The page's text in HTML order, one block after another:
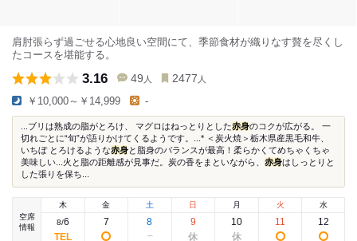
肩肘張らず過ごせる心地良い空間にて、季節食材が織りなす贅を尽くし
たコースを堪能する。
3.16 49 人 2477 人
￥10,000～￥14,999 -
...ブリは熟成の脂がとろけ、 マグロはねっとりとした赤身のコクが広がる。 一
切れごとに“旬”が語りかけてくるようです。...* ＜炭火焼＞栃木県産黒毛和牛、
いちぼ とろけるような赤身と脂身のバランスが最高！柔らかくてめちゃくちゃ
美味しい...火と脂の距離感が見事だ。炭の香をまといながら、 赤身はしっとりと
した張りを保ち...
空席
情報
木
8/6
金
7
土
8
日
9
月
10
火
11
水
12